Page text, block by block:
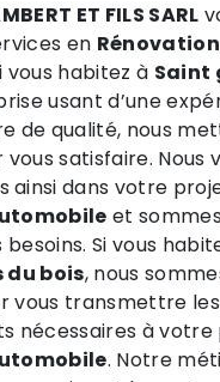
ET FILS SARL
en Rénovation
vous habitez à Saint
usant d’une
de qualité, nous
satisfaire. Nous
ainsi dans votre
et
besoins. Si vous
du bois, nous
vous transmettre les
nécessaires à
. Notre